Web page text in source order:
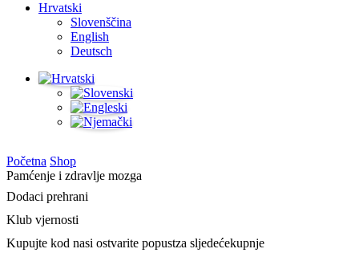
Hrvatski
Slovenščina
English
Deutsch
Početna Shop
Pamćenje i zdravlje mozga
Dodaci prehrani
Klub vjernosti
Kupujte kod nasi ostvarite popustza sljedećekupnje